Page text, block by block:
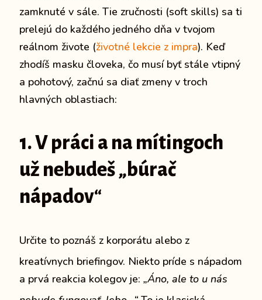
zamknuté v sále. Tie zručnosti (soft skills) sa ti
prelejú do každého jedného dňa v tvojom
reálnom živote (životné lekcie z impra). Keď
zhodíš masku človeka, čo musí byť stále vtipný
a pohotový, začnú sa diať zmeny v troch
hlavných oblastiach:
1. V práci a na mítingoch
už nebudeš„búrač
nápadov“
Určite to poznáš z korporátu alebo z
kreatívnych briefingov. Niekto príde s nápadom
a prvá reakcia kolegov je: „Áno, ale to u nás